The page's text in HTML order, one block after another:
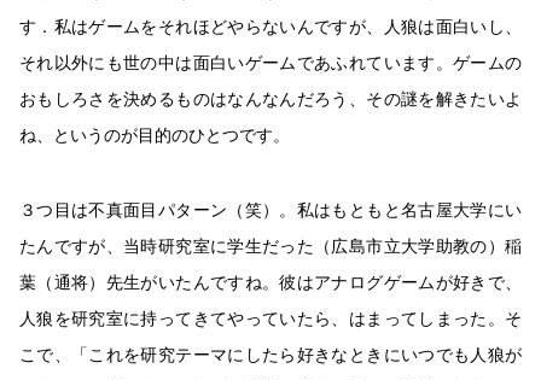
す．私はゲームをそれほどやらないんですが、人狼は面白いし、
それ以外にも世の中は面白いゲームであふれています。ゲームの
おもしろさを決めるものはなんなんだろう、その謎を解きたいよ
ね、というのが目的のひとつです。
３つ目は不真面目パターン（笑）。私はもともと名古屋大学にい
たんですが、当時研究室に学生だった（広島市立大学助教の）稲
葉（通将）先生がいたんですね。彼はアナログゲームが好きで、
人狼を研究室に持ってきてやっていたら、はまってしまった。そ
こで、「これを研究テーマにしたら好きなときにいつでも人狼が